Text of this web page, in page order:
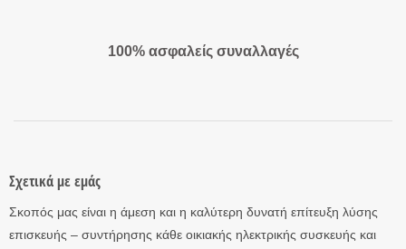
100% ασφαλείς συναλλαγές
Σχετικά με εμάς
Σκοπός μας είναι η άμεση και η καλύτερη δυνατή επίτευξη λύσης
επισκευής – συντήρησης κάθε οικιακής ηλεκτρικής συσκευής και